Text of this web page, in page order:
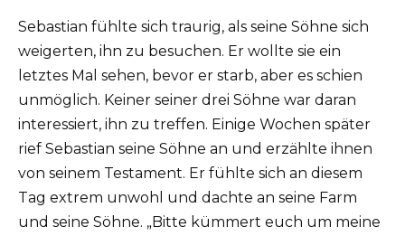
Sebastian fühlte sich traurig, als seine Söhne sich
weigerten, ihn zu besuchen. Er wollte sie ein
letztes Mal sehen, bevor er starb, aber es schien
unmöglich. Keiner seiner drei Söhne war daran
interessiert, ihn zu treffen. Einige Wochen später
rief Sebastian seine Söhne an und erzählte ihnen
von seinem Testament. Er fühlte sich an diesem
Tag extrem unwohl und dachte an seine Farm
und seine Söhne. „Bitte kümmert euch um meine